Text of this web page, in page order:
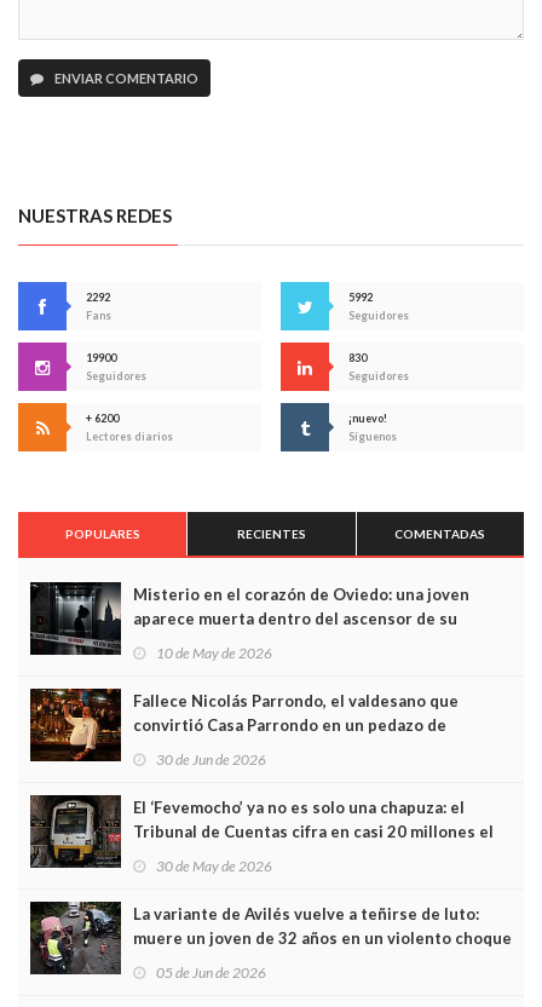
ENVIAR COMENTARIO
NUESTRAS REDES
2292
Fans
5992
Seguidores
19900
Seguidores
830
Seguidores
+ 6200
Lectores diarios
¡nuevo!
Síguenos
POPULARES RECIENTES COMENTADAS
Misterio en el corazón de Oviedo: una joven
aparece muerta dentro del ascensor de su
edificio y las cámaras captan sus últimos minutos
10 de May de 2026
Fallece Nicolás Parrondo, el valdesano que
convirtió Casa Parrondo en un pedazo de
Asturias en Madrid
30 de Jun de 2026
El ‘Fevemocho’ ya no es solo una chapuza: el
Tribunal de Cuentas cifra en casi 20 millones el
sobrecoste de los trenes que no cabían por los
30 de May de 2026
La variante de Avilés vuelve a teñirse de luto:
muere un joven de 32 años en un violento choque
frontal
05 de Jun de 2026